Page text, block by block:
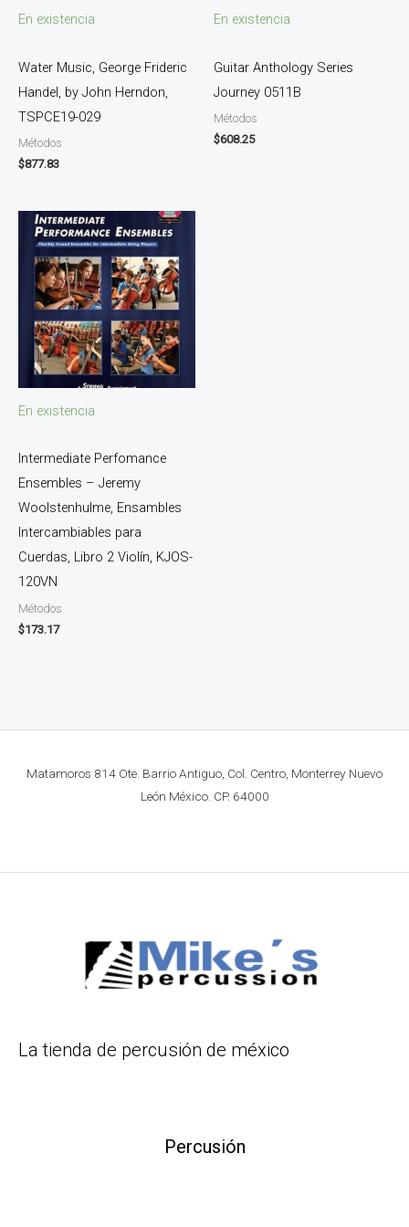
En existencia
Water Music, George Frideric
Handel, by John Herndon,
TSPCE19-029
Métodos
$877.83
En existencia
Guitar Anthology Series
Journey 0511B
Métodos
$608.25
En existencia
Intermediate Perfomance
Ensembles – Jeremy
Woolstenhulme, Ensambles
Intercambiables para
Cuerdas, Libro 2 Violín, KJOS-
120VN
Métodos
$173.17
Matamoros 814 Ote. Barrio Antiguo, Col. Centro, Monterrey Nuevo
León México. CP. 64000
La tienda de percusión de méxico
Percusión